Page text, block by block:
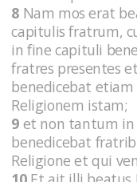
8 Nam mos erat
capitulis fratrum,
in fine capituli
fratres presentes
benedicebat
Religionem istam;
9 et non tantum
benedicebat
Religione et qui